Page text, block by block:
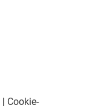
| Cookie-